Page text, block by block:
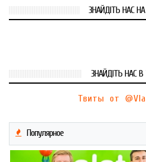
ЗНАЙДІТЬ НАС НА
ЗНАЙДІТЬ НАС В
Твиты от
Популярное